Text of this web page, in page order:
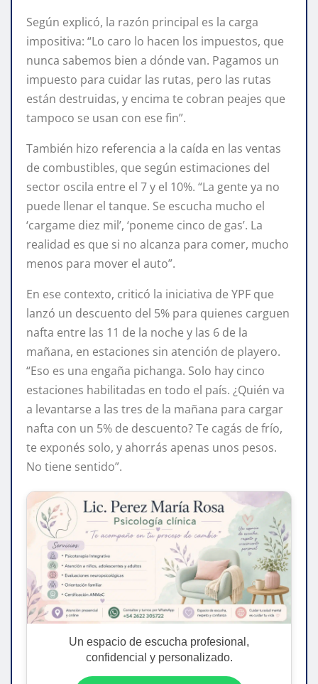
Según explicó, la razón principal es la carga
impositiva: “Lo caro lo hacen los impuestos, que
nunca sabemos bien a dónde van. Pagamos un
impuesto para cuidar las rutas, pero las rutas
están destruidas, y encima te cobran peajes que
tampoco se usan con ese fin”.
También hizo referencia a la caída en las ventas
de combustibles, que según estimaciones del
sector oscila entre el 7 y el 10%. “La gente ya no
puede llenar el tanque. Se escucha mucho el
‘cargame diez mil’, ‘poneme cinco de gas’. La
realidad es que si no alcanza para comer, mucho
menos para mover el auto”.
En ese contexto, criticó la iniciativa de YPF que
lanzó un descuento del 5% para quienes carguen
nafta entre las 11 de la noche y las 6 de la
mañana, en estaciones sin atención de playero.
“Eso es una engaña pichanga. Solo hay cinco
estaciones habilitadas en todo el país. ¿Quién va
a levantarse a las tres de la mañana para cargar
nafta con un 5% de descuento? Te cagás de frío,
te exponés solo, y ahorrás apenas unos pesos.
No tiene sentido”.
Un espacio de escucha profesional,
confidencial y personalizado.